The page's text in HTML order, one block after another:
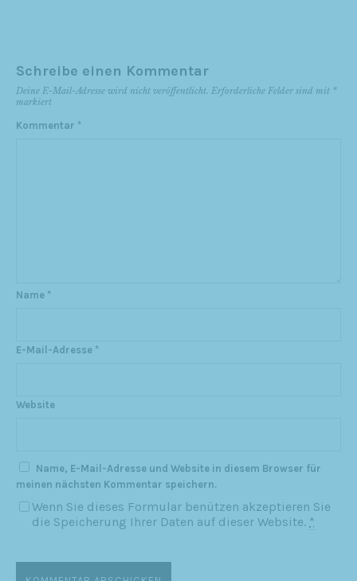
Schreibe einen Kommentar
Deine E-Mail-Adresse wird nicht veröffentlicht. Erforderliche Felder sind mit *
markiert
Kommentar *
Name *
E-Mail-Adresse *
Website
Name, E-Mail-Adresse und Website in diesem Browser für
meinen nächsten Kommentar speichern.
Wenn Sie dieses Formular benützen akzeptieren Sie
die Speicherung Ihrer Daten auf dieser Website. *